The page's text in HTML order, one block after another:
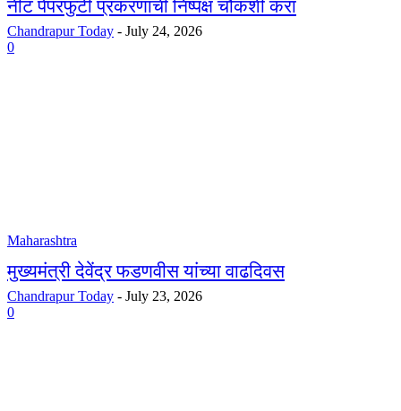
नीट पेपरफुटी प्रकरणाची निष्पक्ष चौकशी करा
Chandrapur Today - July 24, 2026
0
Maharashtra
मुख्यमंत्री देवेंद्र फडणवीस यांच्या वाढदिवस
Chandrapur Today - July 23, 2026
0